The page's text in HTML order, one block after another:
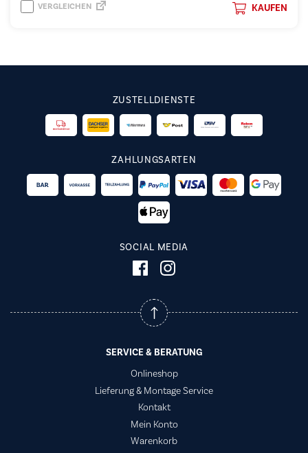
KAUFEN
VERGLEICHEN
ZUSTELLDIENSTE
ZAHLUNGSARTEN
SOCIAL MEDIA
SERVICE & BERATUNG
Onlineshop
Lieferung & Montage Service
Kontakt
Mein Konto
Warenkorb